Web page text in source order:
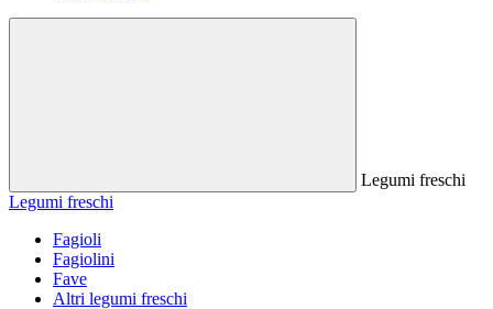
Legumi freschi
Legumi freschi
Fagioli
Fagiolini
Fave
Altri legumi freschi